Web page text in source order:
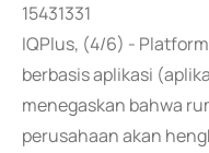
15431331
IQPlus, (4/6) -
berbasis aplikasi
menegaskan bahwa
perusahaan akan